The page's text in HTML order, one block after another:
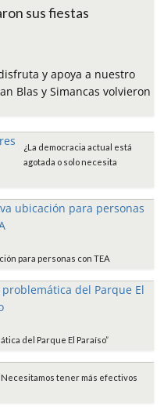
sus fiestas
y apoya a nuestro
Blas y Simancas volvieron
¿La democracia actual está
agotada o solo necesita
para personas con TEA
del Parque El Paraíso”
tener más efectivos